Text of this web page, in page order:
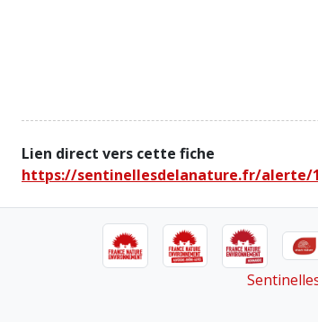
Lien direct vers cette fiche
https://sentinellesdelanature.fr/alerte/